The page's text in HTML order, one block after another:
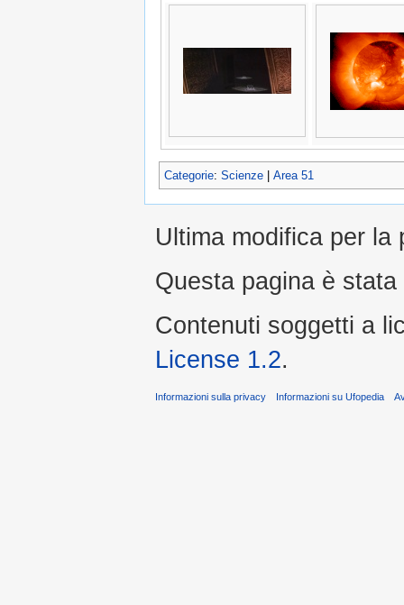
Categorie: Scienze Area 51
Ultima modifica per la
Questa pagina è
Contenuti soggetti a
License 1.2.
Informazioni sulla privacy Informazioni su Ufopedia